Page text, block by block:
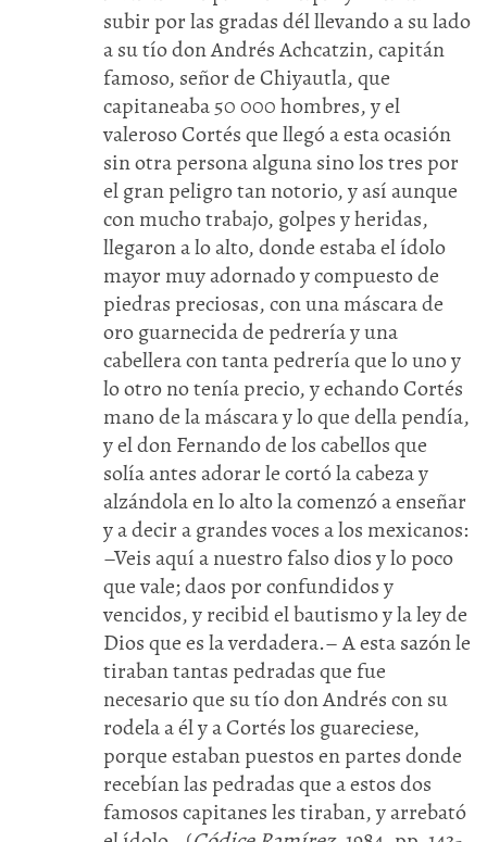
subir por las gradas dél llevando a su lado
a su tío don Andrés Achcatzin, capitán
famoso, señor de Chiyautla, que
capitaneaba 50 000 hombres, y el
valeroso Cortés que llegó a esta ocasión
sin otra persona alguna sino los tres por
el gran peligro tan notorio, y así aunque
con mucho trabajo, golpes y heridas,
llegaron a lo alto, donde estaba el ídolo
mayor muy adornado y compuesto de
piedras preciosas, con una máscara de
oro guarnecida de pedrería y una
cabellera con tanta pedrería que lo uno y
lo otro no tenía precio, y echando Cortés
mano de la máscara y lo que della pendía,
y el don Fernando de los cabellos que
solía antes adorar le cortó la cabeza y
alzándola en lo alto la comenzó a enseñar
y a decir a grandes voces a los mexicanos:
–Veis aquí a nuestro falso dios y lo poco
que vale; daos por confundidos y
vencidos, y recibid el bautismo y la ley de
Dios que es la verdadera.– A esta sazón le
tiraban tantas pedradas que fue
necesario que su tío don Andrés con su
rodela a él y a Cortés los guareciese,
porque estaban puestos en partes donde
recebían las pedradas que a estos dos
famosos capitanes les tiraban, y arrebató